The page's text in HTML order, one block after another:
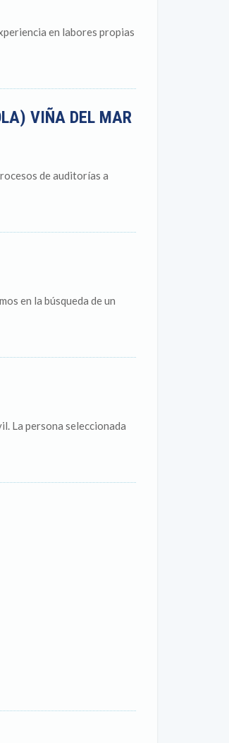
en labores propias
VIÑA DEL MAR
de auditorías a
en la búsqueda de un
La persona seleccionada